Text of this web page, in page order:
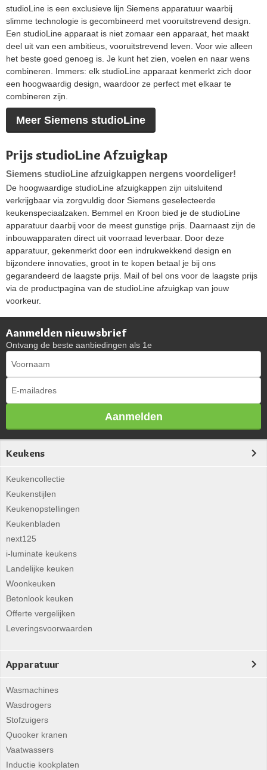
studioLine is een exclusieve lijn Siemens apparatuur waarbij
slimme technologie is gecombineerd met vooruitstrevend design.
Een studioLine apparaat is niet zomaar een apparaat, het maakt
deel uit van een ambitieus, vooruitstrevend leven. Voor wie alleen
het beste goed genoeg is. Je kunt het zien, voelen en naar wens
combineren. Immers: elk studioLine apparaat kenmerkt zich door
een hoogwaardig design, waardoor ze perfect met elkaar te
combineren zijn.
Meer Siemens studioLine
Prijs studioLine Afzuigkap
Siemens studioLine afzuigkappen nergens voordeliger!
De hoogwaardige studioLine afzuigkappen zijn uitsluitend
verkrijgbaar via zorgvuldig door Siemens geselecteerde
keukenspeciaalzaken. Bemmel en Kroon bied je de studioLine
apparatuur daarbij voor de meest gunstige prijs. Daarnaast zijn de
inbouwapparaten direct uit voorraad leverbaar. Door deze
apparatuur, gekenmerkt door een indrukwekkend design en
bijzondere innovaties, groot in te kopen betaal je bij ons
gegarandeerd de laagste prijs. Mail of bel ons voor de laagste prijs
via de productpagina van de studioLine afzuigkap van jouw
voorkeur.
Aanmelden nieuwsbrief
Ontvang de beste aanbiedingen als 1e
Aanmelden
Keukens
Keukencollectie
Keukenstijlen
Keukenopstellingen
Keukenbladen
next125
i-luminate keukens
Landelijke keuken
Woonkeuken
Betonlook keuken
Offerte vergelijken
Leveringsvoorwaarden
Apparatuur
Wasmachines
Wasdrogers
Stofzuigers
Quooker kranen
Vaatwassers
Inductie kookplaten